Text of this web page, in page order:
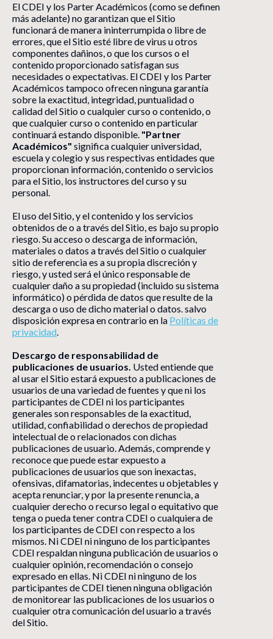
El CDEI y los Parter Académicos (como se definen
más adelante) no garantizan que el Sitio
funcionará de manera ininterrumpida o libre de
errores, que el Sitio esté libre de virus u otros
componentes dañinos, o que los cursos o el
contenido proporcionado satisfagan sus
necesidades o expectativas. El CDEI y los Parter
Académicos tampoco ofrecen ninguna garantía
sobre la exactitud, integridad, puntualidad o
calidad del Sitio o cualquier curso o contenido, o
que cualquier curso o contenido en particular
continuará estando disponible. "Partner
Académicos" significa cualquier universidad,
escuela y colegio y sus respectivas entidades que
proporcionan información, contenido o servicios
para el Sitio, los instructores del curso y su
personal.
El uso del Sitio, y el contenido y los servicios
obtenidos de o a través del Sitio, es bajo su propio
riesgo. Su acceso o descarga de información,
materiales o datos a través del Sitio o cualquier
sitio de referencia es a su propia discreción y
riesgo, y usted será el único responsable de
cualquier daño a su propiedad (incluido su sistema
informático) o pérdida de datos que resulte de la
descarga o uso de dicho material o datos. salvo
disposición expresa en contrario en la Políticas de
privacidad.
Descargo de responsabilidad de
publicaciones de usuarios. Usted entiende que
al usar el Sitio estará expuesto a publicaciones de
usuarios de una variedad de fuentes y que ni los
participantes de CDEI ni los participantes
generales son responsables de la exactitud,
utilidad, confiabilidad o derechos de propiedad
intelectual de o relacionados con dichas
publicaciones de usuario. Además, comprende y
reconoce que puede estar expuesto a
publicaciones de usuarios que son inexactas,
ofensivas, difamatorias, indecentes u objetables y
acepta renunciar, y por la presente renuncia, a
cualquier derecho o recurso legal o equitativo que
tenga o pueda tener contra CDEI o cualquiera de
los participantes de CDEI con respecto a los
mismos. Ni CDEI ni ninguno de los participantes
CDEI respaldan ninguna publicación de usuarios o
cualquier opinión, recomendación o consejo
expresado en ellas. Ni CDEI ni ninguno de los
participantes de CDEI tienen ninguna obligación
de monitorear las publicaciones de los usuarios o
cualquier otra comunicación del usuario a través
del Sitio.